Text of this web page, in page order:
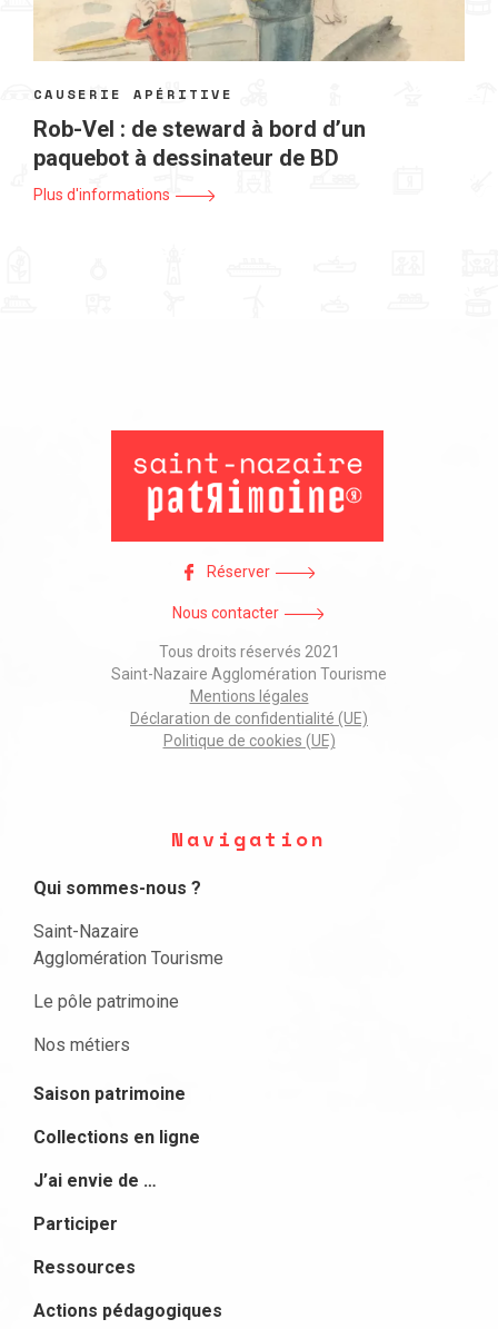
CAUSERIE APÉRITIVE
Rob-Vel : de steward à bord d’un
paquebot à dessinateur de BD
Plus d'informations
Réserver
Nous contacter
Tous droits réservés 2021
Saint-Nazaire Agglomération Tourisme
Mentions légales
Déclaration de confidentialité (UE)
Politique de cookies (UE)
Navigation
Qui sommes-nous ?
Saint-Nazaire
Agglomération Tourisme
Le pôle patrimoine
Nos métiers
Saison patrimoine
Collections en ligne
J’ai envie de …
Participer
Ressources
Actions pédagogiques